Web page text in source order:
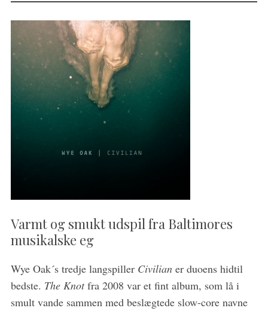
Varmt og smukt udspil fra Baltimores
musikalske eg
Wye Oak´s tredje langspiller Civilianer duoens hidtil
bedste. The Knotfra 2008 var et fint album, som lå i
smult vande sammen med beslægtede slow-core navne